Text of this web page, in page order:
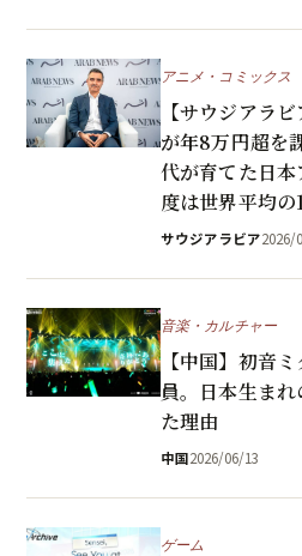
アニメ・コミックス
【サウジアラ
が年8万円超を
代が育てた日
度は世界平均の
サウジアラビア2026/
音楽・カルチャー
【中国】初音
員。日本生ま
た理由
中国2026/06/13
ゲーム